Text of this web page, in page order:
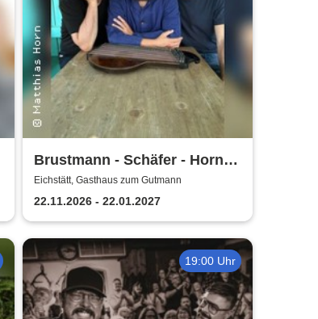
Brustmann - Schäfer - Horn:
Isara Rapidus
Eichstätt, Gasthaus zum Gutmann
22.11.2026 - 22.01.2027
19:00 Uhr